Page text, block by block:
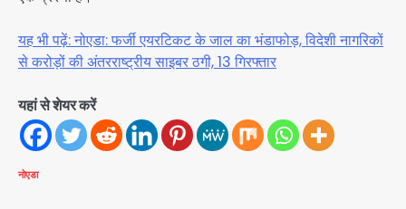
यह भी पढ़ें: नोएडा: फर्जी एयरटिकट के जाल का भंडाफोड़, विदेशी नागरिकों
से करोड़ों की अंतरराष्ट्रीय साइबर ठगी, 13 गिरफ्तार
यहां से शेयर करें
नोएडा